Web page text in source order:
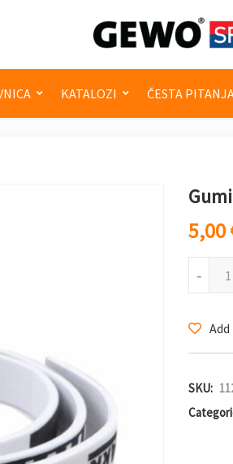
KATALOZI ČESTA
5,00
-
-
SKU: